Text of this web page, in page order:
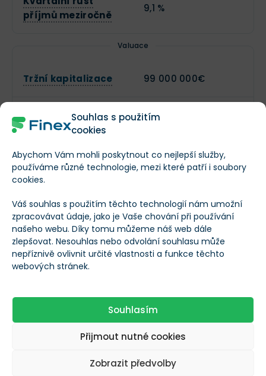
Souhlas s použitím
cookies
Abychom Vám mohli poskytnout co nejlepší služby,
používáme různé technologie, mezi které patří i soubory
cookies.
Váš souhlas s použitím těchto technologií nám umožní
zpracovávat údaje, jako je Vaše chování při používání
našeho webu. Díky tomu můžeme náš web dále
zlepšovat. Nesouhlas nebo odvolání souhlasu může
nepříznivě ovlivnit určité vlastnosti a funkce těchto
webových stránek.
Souhlasím
Přijmout nutné cookies
Zobrazit předvolby
příjmů meziročně
9,1 %
Valuace
Tržní kapitalizace 99 000 000€
EV (Hodnota
podniku)
230 480 992€
P/B (Cena k účetní
hodnotě)
2,92
P/E (Cena k zisku) 12,24
P/S (Cena k
příjmům)
3,33
Účetní hodnota na